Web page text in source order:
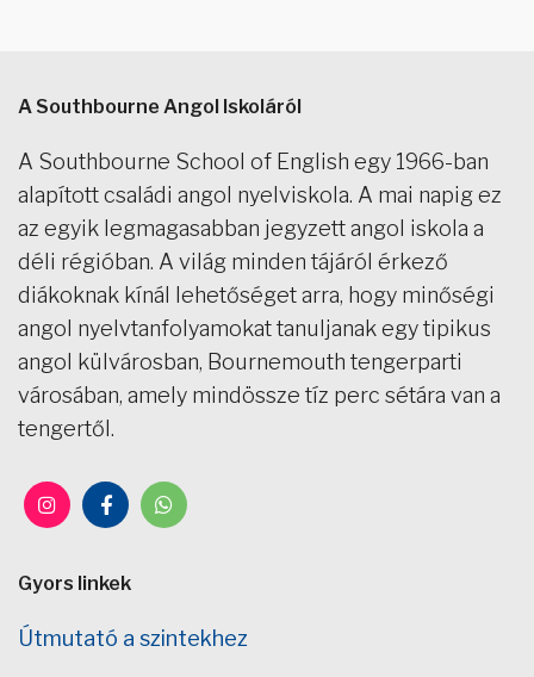
A Southbourne Angol Iskoláról
A Southbourne School of English egy 1966-ban
alapított családi angol nyelviskola. A mai napig ez
az egyik legmagasabban jegyzett angol iskola a
déli régióban. A világ minden tájáról érkező
diákoknak kínál lehetőséget arra, hogy minőségi
angol nyelvtanfolyamokat tanuljanak egy tipikus
angol külvárosban, Bournemouth tengerparti
városában, amely mindössze tíz perc sétára van a
tengertől.
Gyors linkek
Útmutató a szintekhez